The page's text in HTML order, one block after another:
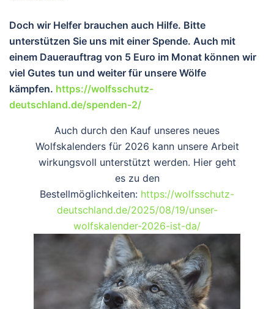
Doch wir Helfer brauchen auch Hilfe. Bitte
unterstützen Sie uns mit einer Spende. Auch mit
einem Dauerauftrag von 5 Euro im Monat können wir
viel Gutes tun und weiter für unsere Wölfe
kämpfen. https://wolfsschutz-
deutschland.de/spenden-2/
Auch durch den Kauf unseres neues
Wolfskalenders für 2026 kann unsere Arbeit
wirkungsvoll unterstützt werden. Hier geht
es zu den
Bestellmöglichkeiten: https://wolfsschutz-
deutschland.de/2025/08/19/unser-
wolfskalender-2026-ist-da/